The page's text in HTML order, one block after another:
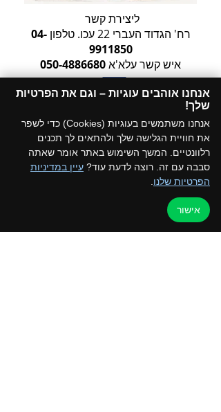
ליצירת קשר
רח' הגדוד העברי 22 עכו. טלפון
04-
9911850
איש קשר עלא'א050-4886680
הצטרפו לקבוצת הווטסאפ של המועדון
אנחנו אוהבים עוגיות – וגם את הפרטיות
שלך!​
אנחנו משתמשים בעוגיות (Cookies) כדי לשפר
את חוויית הגלישה שלך ולהתאים לך תכנים
רלוונטיים. המשך השימוש באתר אומר שאתה
סבבה עם זה. רוצה לדעת עוד? עיין במדיניות
הפרטיות שלנו
אישור